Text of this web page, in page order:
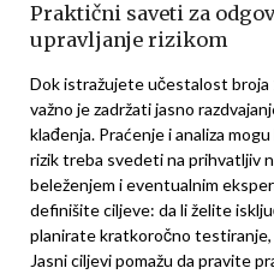
Praktični saveti za
upravljanje rizikom
Dok istražujete učestalost broja
važno je zadržati jasno
klađenja. Praćenje i analiza
rizik treba svedeti na prihvatljiv
beleženjem i eventualnim
definišite ciljeve: da li želite
planirate kratkoročno testiranje,
Jasni ciljevi pomažu da pravite